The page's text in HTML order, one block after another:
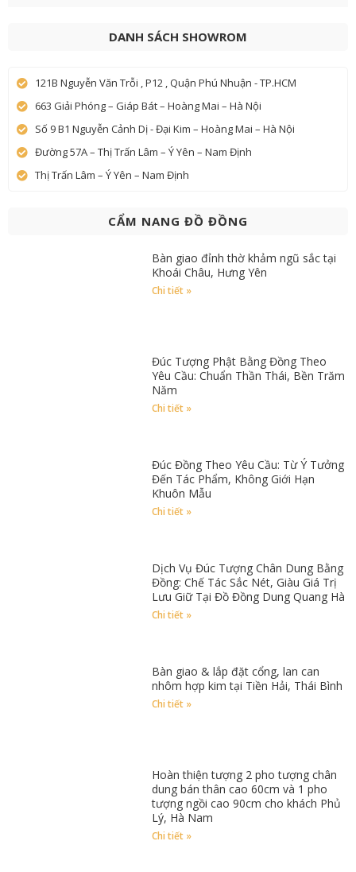
DANH SÁCH SHOWROM
121B Nguyễn Văn Trỗi , P12 , Quận Phú Nhuận - TP.HCM
663 Giải Phóng – Giáp Bát – Hoàng Mai – Hà Nội
Số 9 B1 Nguyễn Cảnh Dị - Đại Kim – Hoàng Mai – Hà Nội
Đường 57A – Thị Trấn Lâm – Ý Yên – Nam Định
Thị Trấn Lâm – Ý Yên – Nam Định
CẨM NANG ĐỒ ĐỒNG
Bàn giao đỉnh thờ khảm ngũ sắc tại
Khoái Châu, Hưng Yên
Chi tiết »
Đúc Tượng Phật Bằng Đồng Theo
Yêu Cầu: Chuẩn Thần Thái, Bền Trăm
Năm
Chi tiết »
Đúc Đồng Theo Yêu Cầu: Từ Ý Tưởng
Đến Tác Phẩm, Không Giới Hạn
Khuôn Mẫu
Chi tiết »
Dịch Vụ Đúc Tượng Chân Dung Bằng
Đồng: Chế Tác Sắc Nét, Giàu Giá Trị
Lưu Giữ Tại Đồ Đồng Dung Quang Hà
Chi tiết »
Bàn giao & lắp đặt cổng, lan can
nhôm hợp kim tại Tiền Hải, Thái Bình
Chi tiết »
Hoàn thiện tượng 2 pho tượng chân
dung bán thân cao 60cm và 1 pho
tượng ngồi cao 90cm cho khách Phủ
Lý, Hà Nam
Chi tiết »